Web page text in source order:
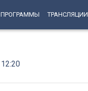
ПРОГРАММЫ ТРАНСЛЯЦИИ
12:20